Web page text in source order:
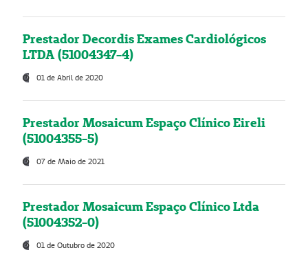
Prestador Decordis Exames Cardiológicos
LTDA (51004347-4)
01 de Abril de 2020
Prestador Mosaicum Espaço Clínico Eireli
(51004355-5)
07 de Maio de 2021
Prestador Mosaicum Espaço Clínico Ltda
(51004352-0)
01 de Outubro de 2020